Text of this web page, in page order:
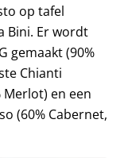
op tafel
Bini. Er wordt
gemaakt (90%
Chianti
Merlot) en een
(60% Cabernet,